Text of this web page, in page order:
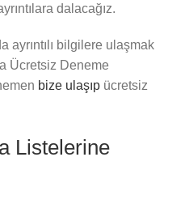
dalacağız.
ayrıntılı bilgilere ulaşmak
Ücretsiz Deneme
bize ulaşıp ücretsiz
Listelerine